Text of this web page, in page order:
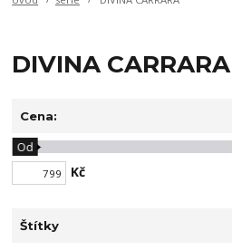
DIVINA CARRARA
Cena:
Kč
Od
Štítky